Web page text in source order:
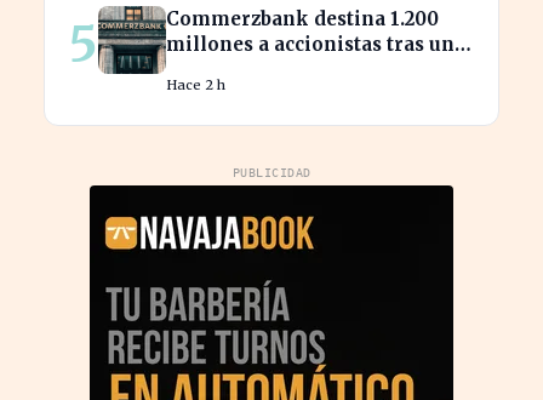
5
Commerzbank destina 1.200
millones a accionistas tras un
Hace 2 h
PUBLICIDAD